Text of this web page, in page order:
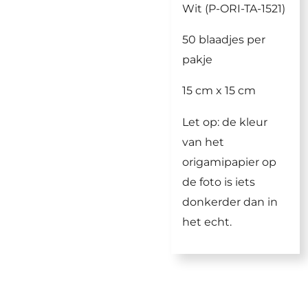
Wit (P-ORI-TA-1521)
50 blaadjes per
pakje
15 cm x 15 cm
Let op: de kleur
van het
origamipapier op
de foto is iets
donkerder dan in
het echt.